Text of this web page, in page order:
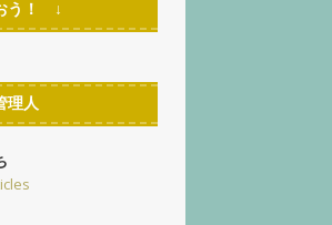
う！ ↓
理人